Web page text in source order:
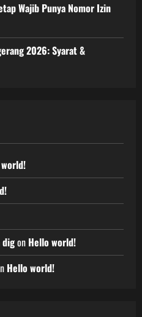
Wajib Punya Nomor Izin
2026: Syarat &
on Hello world!
Hello world!